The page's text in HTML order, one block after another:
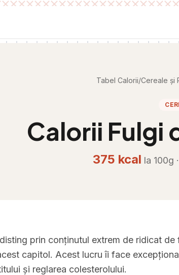
Tabel Calorii/Cereale și
Calorii Fulgi
375 kcal la 100g ·
prin conținutul extrem de ridicat de
capitol. Acest lucru îi face
și reglarea colesterolului.